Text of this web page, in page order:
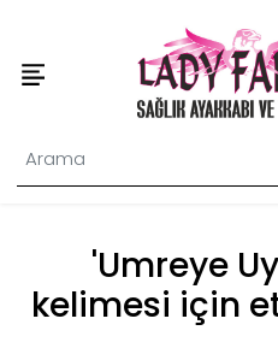
'Umreye
kelimesi için